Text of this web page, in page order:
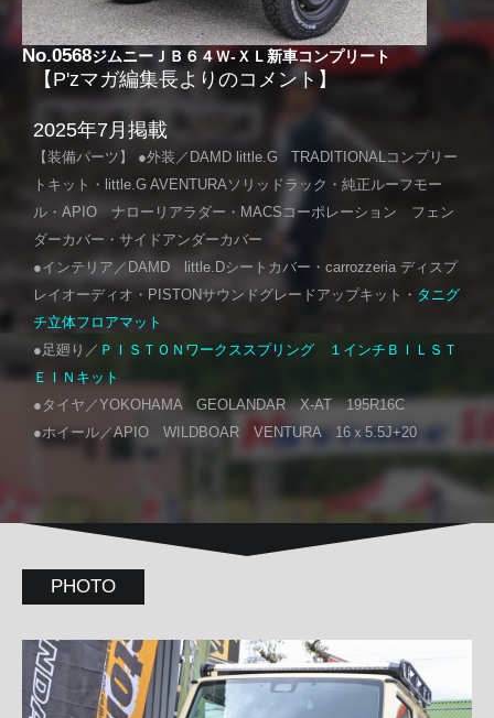
No.0568ジムニーＪＢ６４Ｗ-ＸＬ新車コンプリート
【P'zマガ編集長よりのコメント】
2025年7月掲載
【装備パーツ】 ●外装／DAMD little.G TRADITIONALコンプリー
トキット・little.G AVENTURAソリッドラック・純正ルーフモー
ル・APIO ナローリアラダー・MACSコーポレーション フェン
ダーカバー・サイドアンダーカバー
●インテリア／DAMD little.Dシートカバー・carrozzeria ディスプ
レイオーディオ・PISTONサウンドグレードアップキット・ タニグ
チ立体フロアマット
●足廻り／ ＰＩＳＴＯＮワークススプリング １インチＢＩＬＳＴ
ＥＩＮキット
●タイヤ／YOKOHAMA GEOLANDAR X-AT 195R16C
●ホイール／APIO WILDBOAR VENTURA 16ｘ5.5J+20
PHOTO